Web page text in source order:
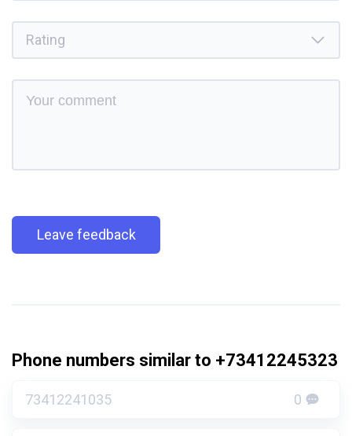
Leave feedback
Phone numbers similar to +73412245323
73412241035 0